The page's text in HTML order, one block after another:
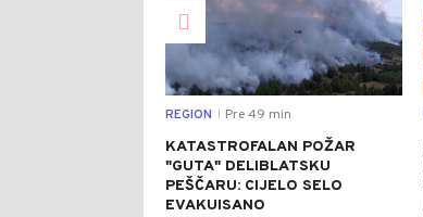
REGION Pre 49 min
KATASTROFALAN POŽAR
"GUTA" DELIBLATSKU
PEŠČARU: CIJELO SELO
EVAKUISANO